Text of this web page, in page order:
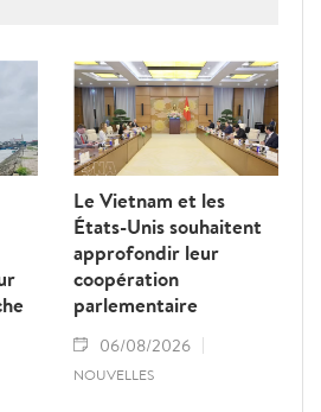
Le Vietnam et les
États-Unis souhaitent
approfondir leur
coopération
parlementaire
06/08/2026
NOUVELLES